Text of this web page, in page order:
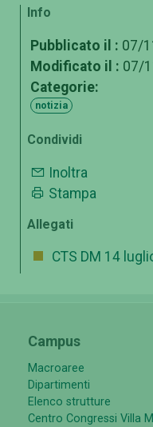
Info
Pubblicato il : 07/
Modificato il : 07/
Categorie:
notizia
Condividi
Inoltra
Stampa
Allegati
CTS DM 14
Campus
Macroaree
Dipartimenti
Elenco strutture
Centro Congressi Villa